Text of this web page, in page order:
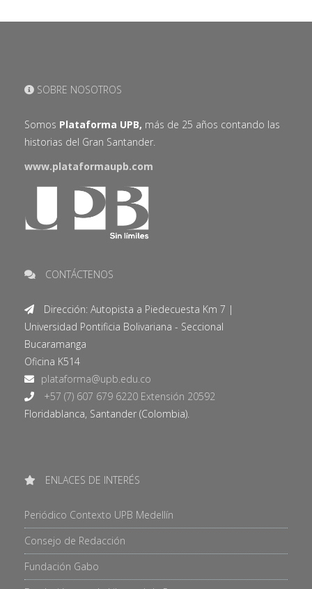
SOBRE NOSOTROS
Somos Plataforma UPB, más de 25 años contando las
historias del Gran Santander.
www.plataformaupb.com
CONTÁCTENOS
Dirección: Autopista a Piedecuesta Km 7 |
Universidad Pontificia Bolivariana - Seccional
Bucaramanga
Oficina K514
+57 (7) 607 679 6220 Extensión 20592
Floridablanca, Santander (Colombia).
ENLACES DE INTERÉS
Periódico Contexto UPB Medellín
Consejo de Redacción
Fundación Gabo